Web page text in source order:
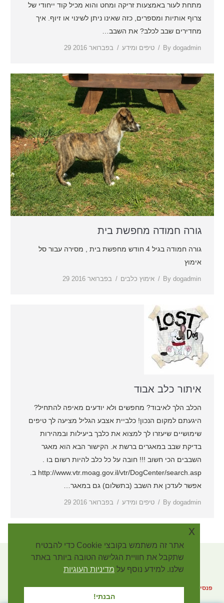
מתחת לעור באמצעות זריקה ומחט והוא מכיל קוד ייחודי של
צרוף אותיות ומספרים, כזה שאינו ניתן לשינוי או זיוף. איך
מחדירים שבב לכלב? את השבב…
29 בפברואר 2016 טיפים ומידע By dogadmin
גורה חמודה מחפשת בית
גורה חמודה בגיל 4 חודש מחפשת בית , מסירה עבור סל
אימוץ
29 בפברואר 2016 אימוץ כלבים By dogadmin
איתור כלב אבוד
הכלב הלך לאיבוד? מחפשים ולא יודעים מאיפה להתחיל?
היגעתם למקום הנכון! כלביית אצבע הגליל מציעה לך טיפים
שימושיים שיעזרו לך למצוא את כלבך ביעילות ובמהירות
בדיקת שבב במאגרים ברשת א. הקישור הבא הוא מאגר
השבבים הכי חשוב !!! חובה על כל כלב להיות רשום בו .
http://www.vtr.moag.gov.il/vtr/DogCenter/search.asp ב.
אפשר לעדכן את השבב (בתשלום) גם במאגר…
29 בפברואר 2016 טיפים ומידע By dogadmin
| כל הזכויות שמורות
אתר זה משתמש בקובצי Cookie כדי להבטיח
שתקבל את חוויית הגלישה הטובה ביותר באתר
שלנו. למידע נוסף על מדיניות העוגיות
הבנתי!
x